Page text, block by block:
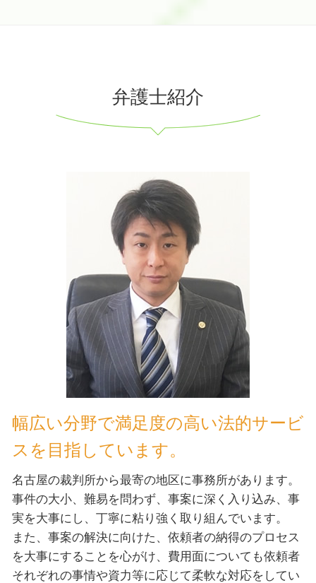
弁護士紹介
幅広い分野で満足度の高い法的サービ
スを目指しています。
名古屋の裁判所から最寄の地区に事務所があります。
事件の大小、難易を問わず、事案に深く入り込み、事
実を大事にし、丁寧に粘り強く取り組んでいます。
また、事案の解決に向けた、依頼者の納得のプロセス
を大事にすることを心がけ、費用面についても依頼者
それぞれの事情や資力等に応じて柔軟な対応をしてい